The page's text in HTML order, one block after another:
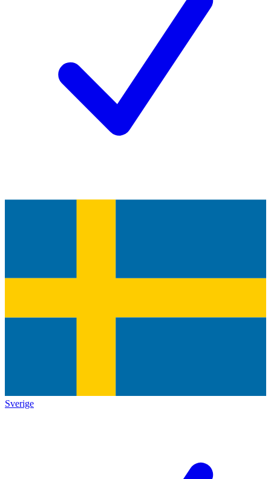
Sverige